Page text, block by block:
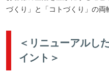
づくり」と「コトづくり」の両
＜リニューアルし
イント＞